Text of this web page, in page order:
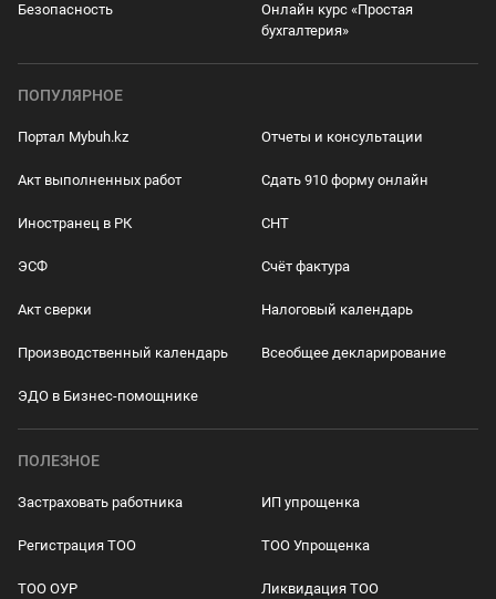
Безопасность
Онлайн курс «Простая
бухгалтерия»
ПОПУЛЯРНОЕ
Портал Mybuh.kz Отчеты и консультации
Акт выполненных работ Сдать 910 форму онлайн
Иностранец в РК СНТ
ЭСФ Счёт фактура
Акт сверки Налоговый календарь
Производственный календарь Всеобщее декларирование
ЭДО в Бизнес-помощнике
ПОЛЕЗНОЕ
Застраховать работника ИП упрощенка
Регистрация ТОО ТОО Упрощенка
ТОО ОУР Ликвидация ТОО